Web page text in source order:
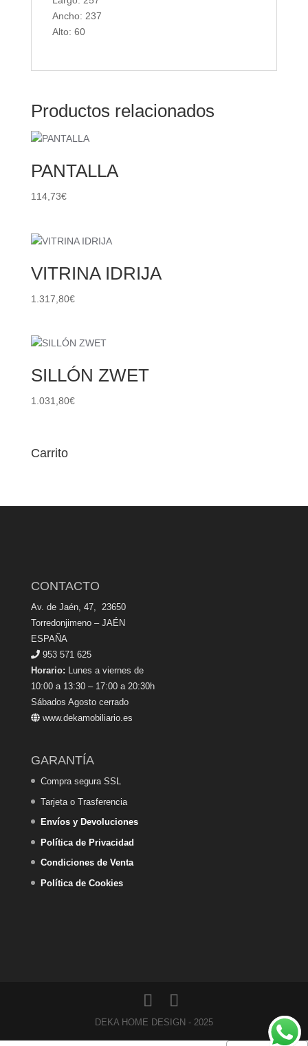
Ancho: 237
Alto: 60
Productos relacionados
PANTALLA
114,73€
VITRINA IDRIJA
1.317,80€
SILLÓN ZWET
1.031,80€
Carrito
CONTACTO
Av. de Jaén, 47, 23650
Torredonjimeno – JAÉN
ESPAÑA
953 571 625
Horario: Lunes a viernes de
10:00 a 13:30 – 17:00 a 20:30h
Sábados Agosto cerrado
www.dekamobiliario.es
GARANTÍA
Compra segura SSL
Tarjeta o Trasferencia
Envíos y Devoluciones
Política de Privacidad
Condiciones de Venta
Política de Cookies
DEKA HOME DESIGN - 2025